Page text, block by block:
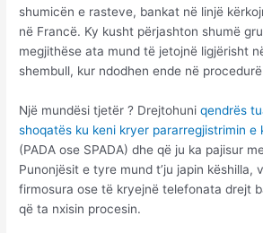
shumicën e rasteve, bankat në linjë
në Francë. Ky kusht përjashton shumë
megjithëse ata mund të jetojnë ligjërisht
shembull, kur ndodhen ende në
Një mundësi tjetër ? Drejtohuniqendrës
shoqatës ku keni kryer pararregjistrimin e
(PADA ose SPADA) dhe që ju ka pajisur
Punonjësit e tyre mund t’ju japin këshilla,
firmosura ose të kryejnë telefonata drejt
që ta nxisin procesin.